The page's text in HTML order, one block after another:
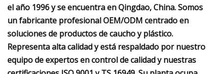
el año 1996 y se encuentra en Qingdao, China. Somos
un fabricante profesional OEM/ODM centrado en
soluciones de productos de caucho y plástico.
Representa alta calidad y está respaldado por nuestro
equipo de expertos en control de calidad y nuestras